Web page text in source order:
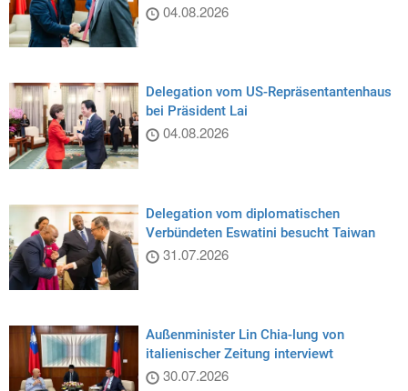
04.08.2026
Delegation vom US-Repräsentantenhaus
bei Präsident Lai
04.08.2026
Delegation vom diplomatischen
Verbündeten Eswatini besucht Taiwan
31.07.2026
Außenminister Lin Chia-lung von
italienischer Zeitung interviewt
30.07.2026